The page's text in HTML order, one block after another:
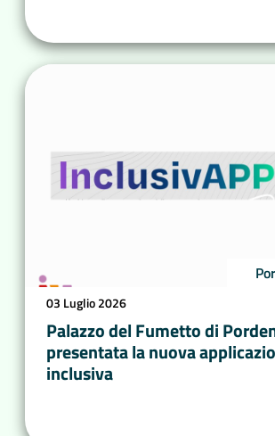
03 Luglio 2026
Palazzo del Fumetto di
presentata la nuova
inclusiva